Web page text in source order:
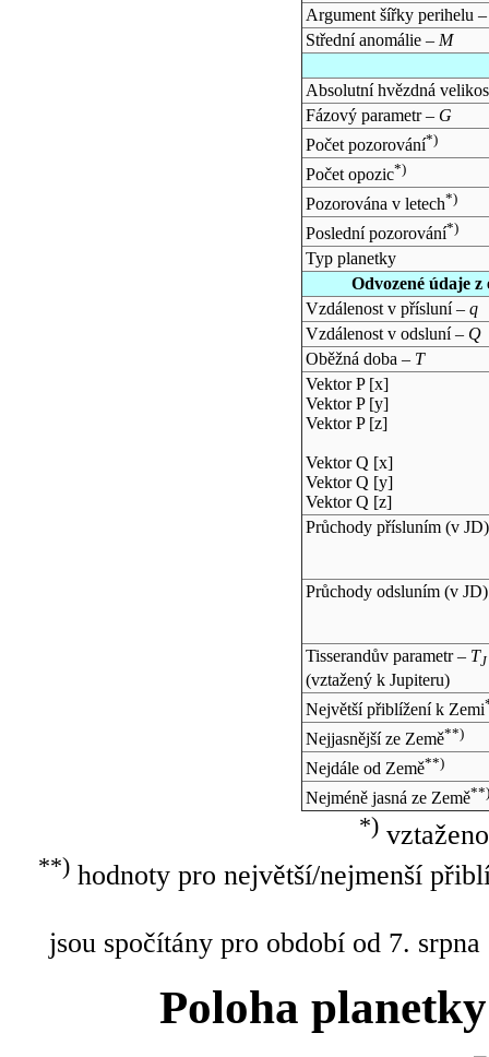
Argument šířky perihelu
Střední anomálie – M
Absolutní hvězdná
Fázový parametr – G
Počet pozorování*)
Počet opozic*)
Pozorována v letech*)
Poslední pozorování*)
Typ planetky
Odvozené údaje
Vzdálenost v přísluní – q
Vzdálenost v odsluní – Q
Oběžná doba – T
Vektor P [x]
Vektor P [y]
Vektor P [z]
Vektor Q [x]
Vektor Q [y]
Vektor Q [z]
Průchody přísluním (v JD)
Průchody odsluním (v JD)
Tisserandův parametr – TJ
(vztažený k Jupiteru)
Největší přiblížení k Zemi
Nejjasnější ze Země**)
Nejdále od Země**)
Nejméně jasná ze Země**)
*)
**)hodnoty pro největší/nejmenší
jsou spočítány pro období od 7.
Poloha